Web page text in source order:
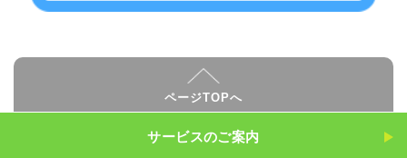
ページTOPへ
サービスのご案内